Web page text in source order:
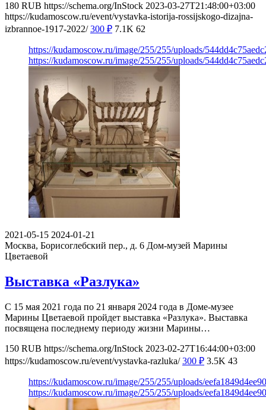
180 RUB https://schema.org/InStock 2023-03-27T21:48:00+03:00
https://kudamoscow.ru/event/vystavka-istorija-rossijskogo-dizajna-
izbrannoe-1917-2022/ 300 ₽ 7.1K 62
https://kudamoscow.ru/image/255/255/uploads/
https://kudamoscow.ru/image/255/255/uploads/
2021-05-15 2024-01-21
Москва, Борисоглебский пер., д. 6 Дом-музей Марины
Цветаевой
Выставка «Разлука»
С 15 мая 2021 года по 21 января 2024 года в Доме-музее
Марины Цветаевой пройдет выставка «Разлука». Выставка
посвящена последнему периоду жизни Марины…
150 RUB https://schema.org/InStock 2023-02-27T16:44:00+03:00
https://kudamoscow.ru/event/vystavka-razluka/ 300 ₽ 3.5K 43
https://kudamoscow.ru/image/255/255/uploads/
https://kudamoscow.ru/image/255/255/uploads/